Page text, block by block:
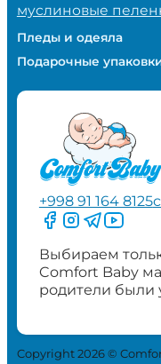
муслиновые
Пледы и одеяла
Подарочные
+998 91 164 8125
Следите за
Следите за
Следите
Выбираем
Comfort Baby
родители были
Copyright 2026 ©